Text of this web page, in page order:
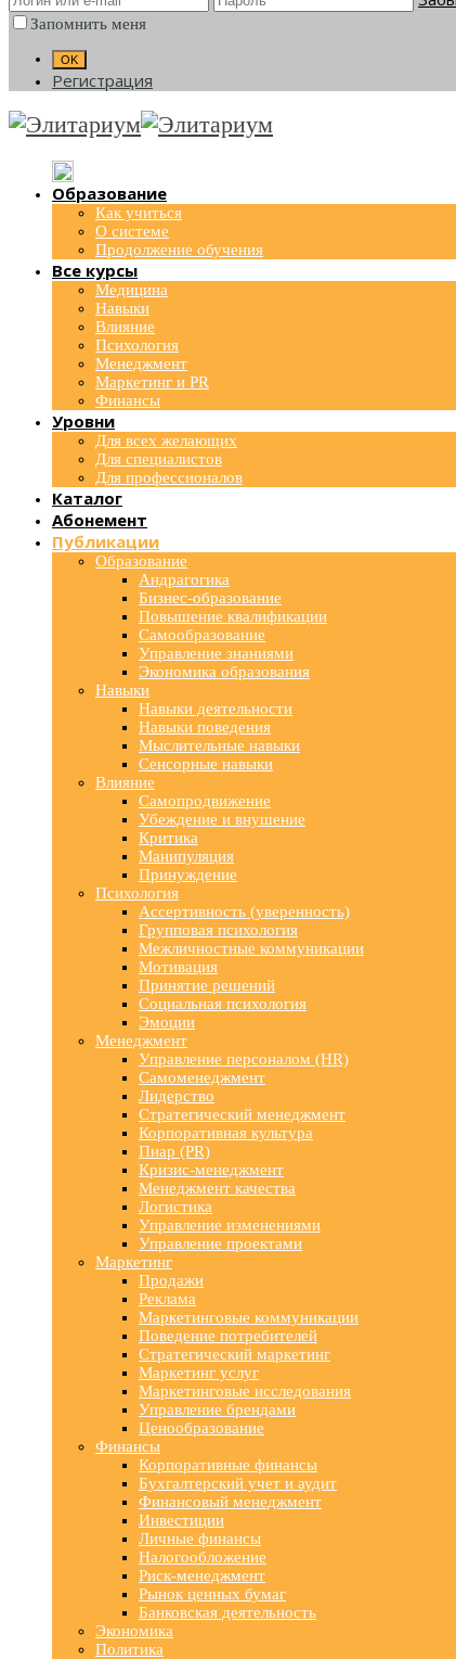
Запомнить меня
Регистрация
Образование
Как учиться
О системе
Продолжение обучения
Все курсы
Медицина
Навыки
Влияние
Психология
Менеджмент
Маркетинг и PR
Финансы
Уровни
Для всех желающих
Для специалистов
Для профессионалов
Каталог
Абонемент
Публикации
Образование
Андрагогика
Бизнес-образование
Повышение квалификации
Самообразование
Управление знаниями
Экономика образования
Навыки
Навыки деятельности
Навыки поведения
Мыслительные навыки
Сенсорные навыки
Влияние
Самопродвижение
Убеждение и внушение
Критика
Манипуляция
Принуждение
Психология
Ассертивность (уверенность)
Групповая психология
Межличностные коммуникации
Мотивация
Принятие решений
Социальная психология
Эмоции
Менеджмент
Управление персоналом (HR)
Самоменеджмент
Лидерство
Стратегический менеджмент
Корпоративная культура
Пиар (PR)
Кризис-менеджмент
Менеджмент качества
Логистика
Управление изменениями
Управление проектами
Маркетинг
Продажи
Реклама
Маркетинговые коммуникации
Поведение потребителей
Стратегический маркетинг
Маркетинг услуг
Маркетинговые исследования
Управление брендами
Ценообразование
Финансы
Корпоративные финансы
Бухгалтерский учет и аудит
Финансовый менеджмент
Инвестиции
Личные финансы
Налогообложение
Риск-менеджмент
Рынок ценных бумаг
Банковская деятельность
Экономика
Политика